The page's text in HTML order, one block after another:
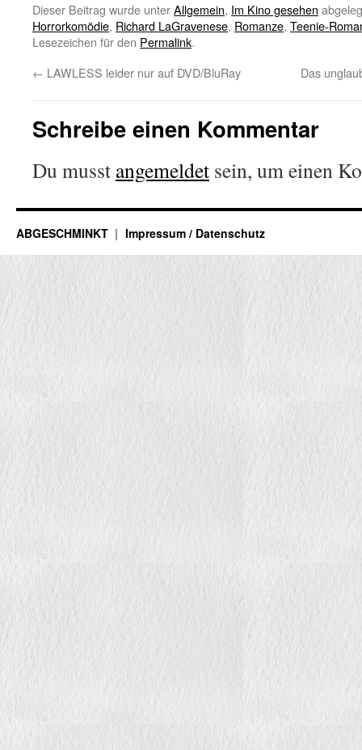
Dieser Beitrag wurde unterAllgemein, Im Kino gesehen
Horrorkomödie, Richard LaGravenese, Romanze, Teenie-
Lesezeichen für den Permalink.
← LAWLESS leider nur auf DVD/BluRay Das
Schreibe einen Kommentar
Du musst angemeldet sein, um einen
ABGESCHMINKT Impressum / Datenschutz